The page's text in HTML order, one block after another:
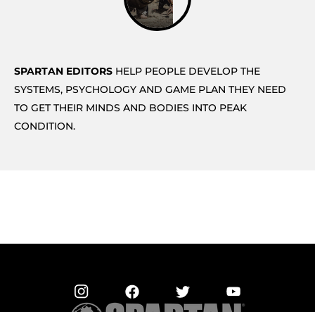
SPARTAN EDITORS HELP PEOPLE DEVELOP THE
SYSTEMS, PSYCHOLOGY AND GAME PLAN THEY NEED
TO GET THEIR MINDS AND BODIES INTO PEAK
CONDITION.